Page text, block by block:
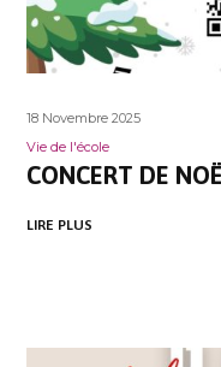
18 Novembre 2025
Vie de l'école
CONCERT DE
LIRE PLUS